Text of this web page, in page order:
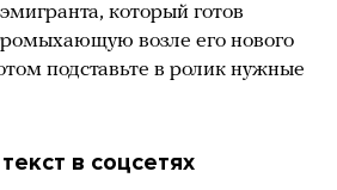
который готов
возле его нового
подставьте в ролик нужные
в соцсетях